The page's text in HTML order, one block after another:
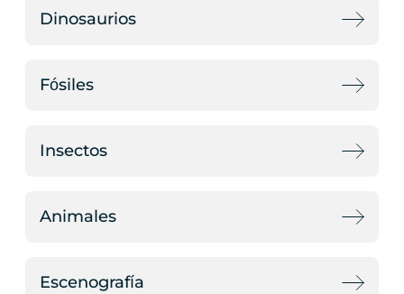
Dinosaurios
Fósiles
Insectos
Animales
Escenografía